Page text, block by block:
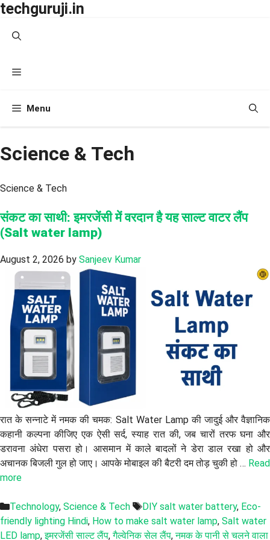
Skip
content
techguruji.in
Menu
Menu
Science & Tech
Science & Tech
संकट का साथी: इमरजेंसी में वरदान है यह साल्ट वाटर लैंप
(Salt water lamp)
August 2, 2026 by Sanjeev Kumar
रात के सन्नाटे में नमक की चमक: Salt Water Lamp की जादुई और वैज्ञानिक
कहानी कल्पना कीजिए एक ऐसी सर्द, स्याह रात की, जब चारों तरफ घना और
डरावना अंधेरा पसरा हो। आसमान में काले बादलों ने डेरा डाल रखा हो और
अचानक बिजली गुल हो जाए। आपके मोबाइल की बैटरी दम तोड़ चुकी हो … Read
more
Categories
Technology, Science & Tech Tags
DIY salt water battery, Eco-
friendly lighting Hindi, How to make salt water lamp, Salt water
LED lamp,इमरजेंसी साल्ट लैंप,गैल्वेनिक सेल लैंप,नमक के पानी से चलने वाला